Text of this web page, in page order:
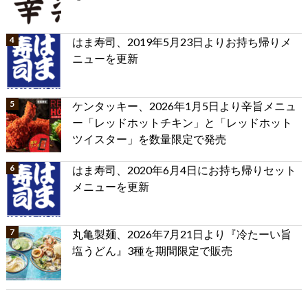
はま寿司、2019年5月23日よりお持ち帰りメ
ニューを更新
ケンタッキー、2026年1月5日より辛旨メニュ
ー「レッドホットチキン」と「レッドホット
ツイスター」を数量限定で発売
はま寿司、2020年6月4日にお持ち帰りセット
メニューを更新
丸亀製麺、2026年7月21日より『冷たーい旨
塩うどん』3種を期間限定で販売